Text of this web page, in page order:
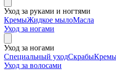
Уход за руками и ногтями
КремыЖидкое мылоМасла
Уход за ногами
Уход за ногами
Специальный уходСкрабы
Уход за волосами